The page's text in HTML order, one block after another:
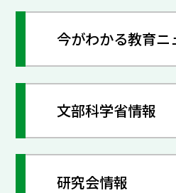
今がわかる教育ニ
文部科学省情報
研究会情報